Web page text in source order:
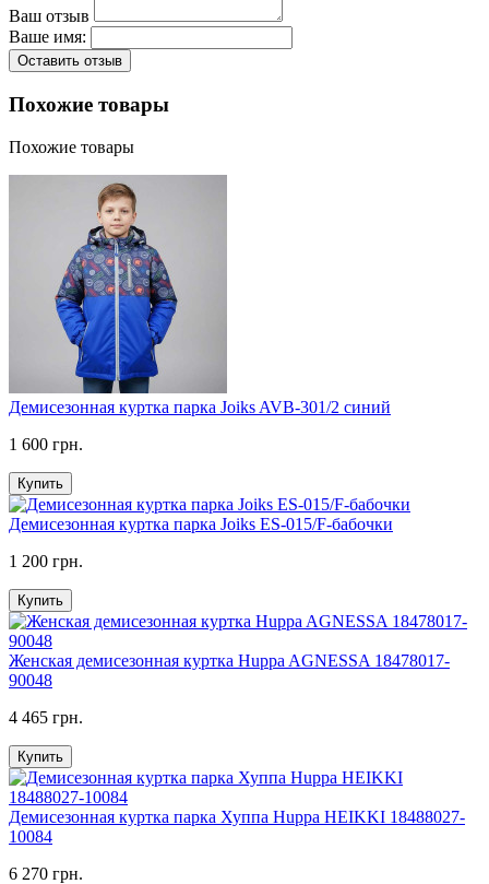
Ваш отзыв
Ваше имя:
Оставить отзыв
Похожие товары
Похожие товары
Демисезонная куртка парка Joiks AVB-301/2 синий
1 600 грн.
Купить
Демисезонная куртка парка Joiks ES-015/F-бабочки
1 200 грн.
Купить
Женская демисезонная куртка Huppa AGNESSA 18478017-
90048
4 465 грн.
Купить
Демисезонная куртка парка Хуппа Huppa HEIKKI 18488027-
10084
6 270 грн.